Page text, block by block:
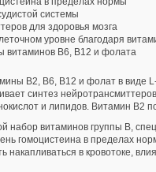
системы
для здоровья мозга
уровне благодаря
B6, B12 и фолата
B2, B6, B12 и фолат в
синтез
и липидов. Витамин B2
набор витаминов группы B,
гомоцистеина в пределах
в кровотоке,